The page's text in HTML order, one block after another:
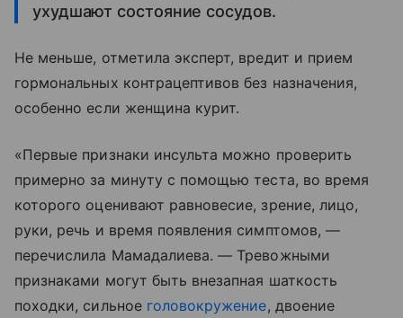
ухудшают состояние сосудов.
Не меньше, отметила эксперт, вредит и прием
гормональных контрацептивов без назначения,
особенно если женщина курит.
«Первые признаки инсульта можно проверить
примерно за минуту с помощью теста, во время
которого оценивают равновесие, зрение, лицо,
руки, речь и время появления симптомов, —
перечислила Мамадалиева. — Тревожными
признаками могут быть внезапная шаткость
походки, сильное головокружение, двоение